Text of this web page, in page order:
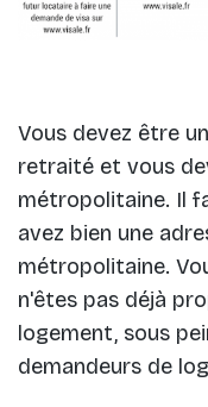
Vous devez être
retraité et vous
métropolitaine. Il
avez bien une
métropolitaine.
n'êtes pas déjà
logement, sous
demandeurs de